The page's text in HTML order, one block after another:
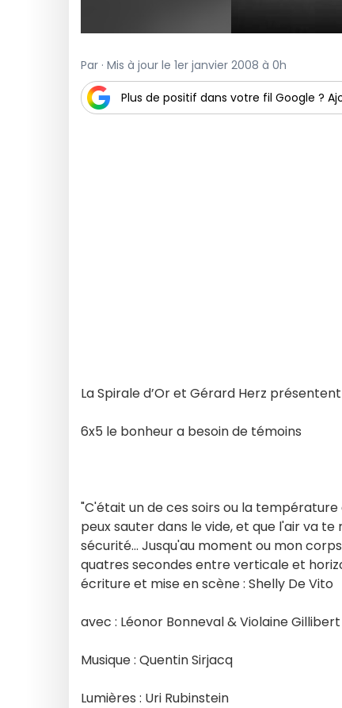
Par · Mis à jour le 1er janvier 2008 à 0h
Plus de positif dans votre fil Google ?
La Spirale d’Or et Gérard Herz présentent
6x5 le bonheur a besoin de témoins
"C'était un de ces soirs ou la
peux sauter dans le vide, et que l'air va
sécurité... Jusqu'au moment ou mon
quatres secondes entre verticale et
écriture et mise en scène : Shelly De Vito
avec : Léonor Bonneval & Violaine Gillibert
Musique : Quentin Sirjacq
Lumières : Uri Rubinstein